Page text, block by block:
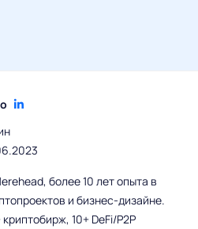
более 10 лет опыта в
и бизнес-дизайне.
10+ DeFi/P2P